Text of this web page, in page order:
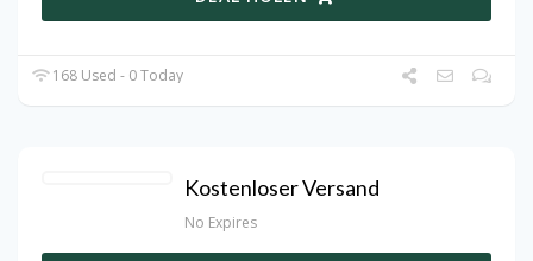
168 Used - 0 Today
Kostenloser Versand
No Expires